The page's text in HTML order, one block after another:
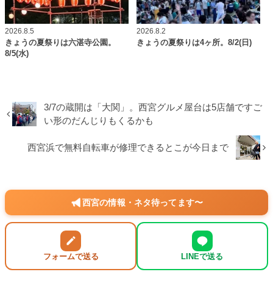
2026.8.5
きょうの夏祭りは六湛寺公園。
8/5(水)
2026.8.2
きょうの夏祭りは4ヶ所。8/2(日)
3/7の蔵開は「大関」。西宮グルメ屋台は5店舗ですご
い形のだんじりもくるかも
西宮浜で無料自転車が修理できるとこが今日まで
西宮の情報・ネタ待ってます〜
フォームで送る LINEで送る